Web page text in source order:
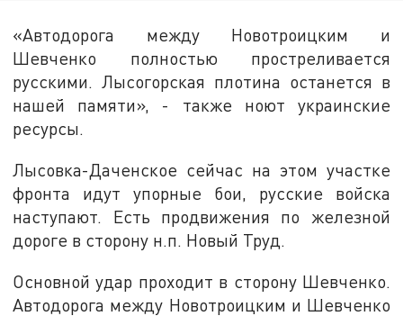
«Автодорога между Новотроицким и
Шевченко полностью простреливается
русскими. Лысогорская плотина останется в
нашей памяти», - также ноют украинские
ресурсы.
Лысовка-Даченское сейчас на этом участке
фронта идут упорные бои, русские войска
наступают. Есть продвижения по железной
дороге в сторону н.п. Новый Труд.
Основной удар проходит в сторону Шевченко.
Автодорога между Новотроицким и Шевченко